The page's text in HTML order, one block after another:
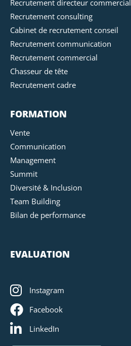
Recrutement directeur commercial
Recrutement consulting
Cabinet de recrutement conseil
Recrutement communication
Recrutement commercial
Chasseur de tête
Recrutement cadre
FORMATION
Vente
Communication
Management
Summit
Diversité & Inclusion
Team Building
Bilan de performance
EVALUATION
Instagram
Facebook
LinkedIn